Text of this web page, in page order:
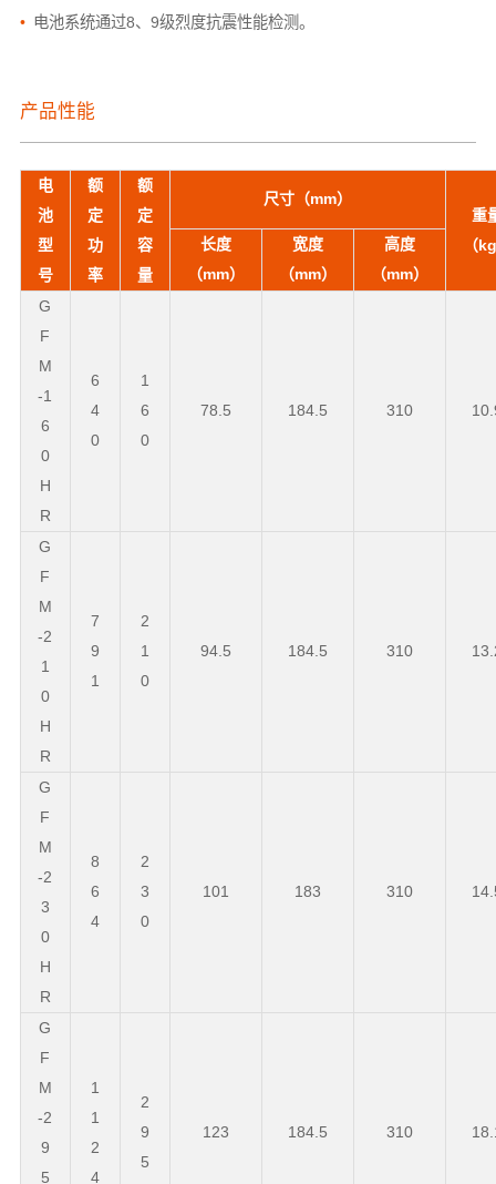
• 电池系统通过8、9级烈度抗震性能检测。
产品性能
电
池
型
号
额
定
功
率
额
定
容
量
尺寸（mm）
重
（
长度
（mm）
宽度
（mm）
高度
（mm）
G
F
M
-1
6
0
H
R
6
4
0
1
6
0
78.5 184.5 310
G
F
M
-2
1
0
H
R
7
9
1
2
1
0
94.5 184.5 310
G
F
M
-2
3
0
H
R
8
6
4
2
3
0
101 183 310
G
F
M
-2
9
5
1
1
2
4
2
9
5
123 184.5 310